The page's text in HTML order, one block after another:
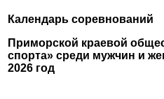
Календарь соревнований
Приморской краевой
спорта» среди мужчин и
2026 год